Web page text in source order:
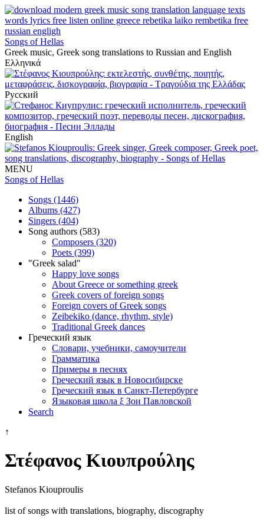
Songs of Hellas
Greek music, Greek song translations to Russian and English
Ελληνικά
Русский
English
MENU
Songs of Hellas
Songs (1446)
Albums (427)
Singers (404)
Song authors (583)
Composers (320)
Poets (399)
"Greek salad"
Happy love songs
About Greece or something greek
Greek covers of foreign songs
Foreign covers of Greek songs
Zeibekiko (dance, rhythm, style)
Traditional Greek dances
Греческий язык
Словари, учебники, самоучители
Грамматика
Примеры в песнях
Греческий язык в Новосибирске
Греческий язык в Санкт-Петербурге
Языковая школа ξ Зои Павловской
Search
↑
Στέφανος Κιουπρούλης
Stefanos Kiouproulis
list of songs with translations, biography, discography